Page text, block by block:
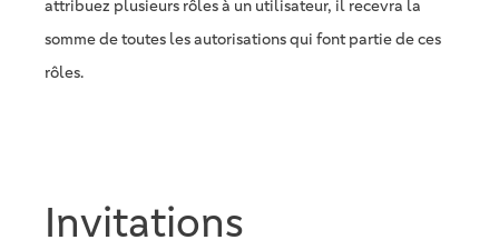
attribuez plusieurs rôles à un utilisateur, il recevra la
somme de toutes les autorisations qui font partie de ces
rôles.
Invitations